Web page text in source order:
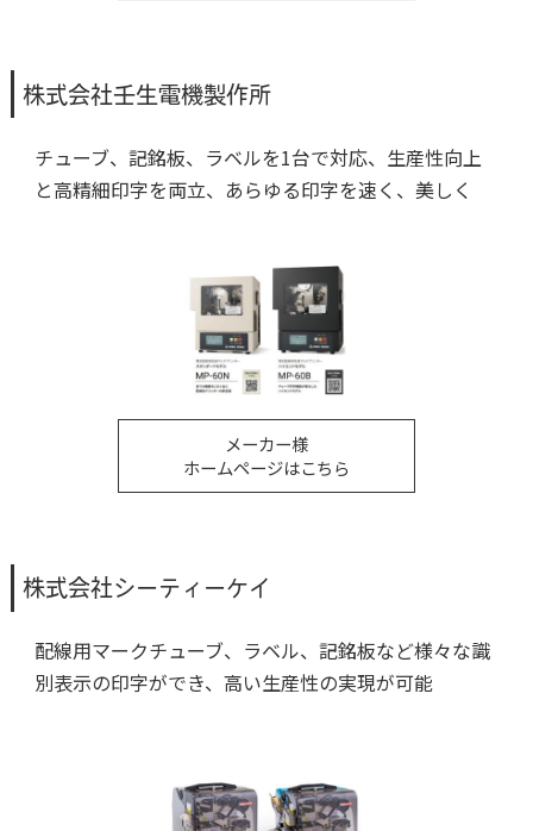
株式会社壬生電機製作所
チューブ、記銘板、ラベルを1台で対応、生産性向上
と高精細印字を両立、あらゆる印字を速く、美しく
メーカー様
ホームページはこちら
株式会社シーティーケイ
配線用マークチューブ、ラベル、記銘板など様々な識
別表示の印字ができ、高い生産性の実現が可能